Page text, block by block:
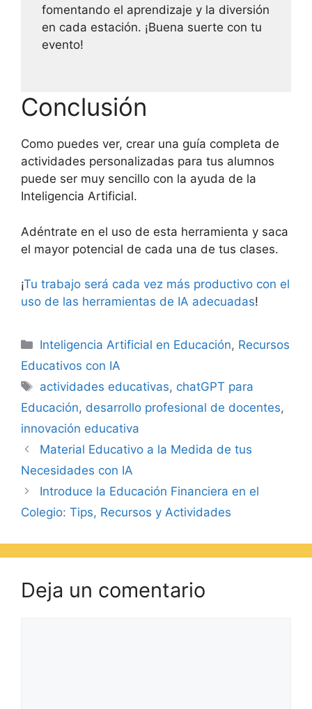
fomentando el aprendizaje y la diversión
en cada estación. ¡Buena suerte con tu
evento!
Conclusión
Como puedes ver, crear una guía completa de
actividades personalizadas para tus alumnos
puede ser muy sencillo con la ayuda de la
Inteligencia Artificial.
Adéntrate en el uso de esta herramienta y saca
el mayor potencial de cada una de tus clases.
¡Tu trabajo será cada vez más productivo con el
uso de las herramientas de IA adecuadas!
Inteligencia Artificial en Educación, Recursos
Educativos con IA
actividades educativas, chatGPT para
Educación, desarrollo profesional de docentes,
innovación educativa
Material Educativo a la Medida de tus
Necesidades con IA
Introduce la Educación Financiera en el
Colegio: Tips, Recursos y Actividades
Deja un comentario